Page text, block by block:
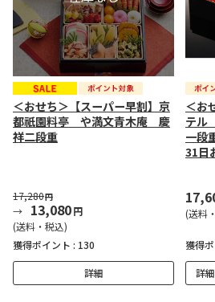
＜おせち＞【スーパー早割】京
都祇園料亭 や満文青木庵 慶
祥二段重
17,280円
13,080円
(送料・税込)
獲得ポイント : 130
詳細
＜お
テル
一段
31日
(送料
獲得
詳細